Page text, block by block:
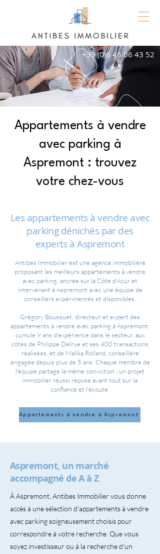
+33 (0)6 46 06 43 52
Appartements à vendre
avec parking à
Aspremont : trouvez
votre chez-vous
Les appartements à vendre avec
parking dénichés par des
experts à Aspremont
Antibes Immobilier est une agence immobilière
proposant les meilleurs appartements à vendre
avec parking, ancrée sur la Côte d'Azur et
intervenant à Aspremont avec une équipe de
conseillers expérimentés et disponibles.
Grégory Bousquet, directeur et expert des
appartements à vendre avec parking à Aspremont,
cumule 9 ans d'expérience dans le secteur, aux
côtés de Philippe Delrue et ses 400 transactions
réalisées, et de Malika Rolland, conseillère
engagée depuis plus de 5 ans. Chaque membre de
l'équipe partage la même conviction : un projet
immobilier réussi repose avant tout sur la
confiance et l'écoute.
Appartements à vendre à Aspremont
Aspremont, un marché
accompagné de A à Z
À Aspremont, Antibes Immobilier vous donne
accès à une sélection d'appartements à vendre
avec parking soigneusement choisis pour
correspondre à votre recherche. Que vous
soyez investisseur ou à la recherche d'un